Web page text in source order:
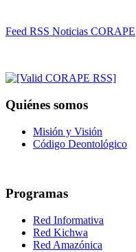
Feed RSS Noticias CORAPE
Quiénes somos
Misión y Visión
Código Deontológico
Programas
Red Informativa
Red Kichwa
Red Amazónica